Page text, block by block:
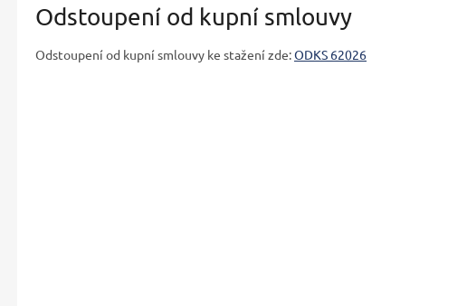
Odstoupení od kupní smlouvy
Odstoupení od kupní smlouvy ke stažení zde:ODKS 62026